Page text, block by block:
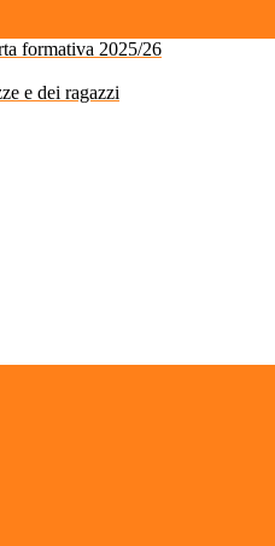
formativa 2025/26
e dei ragazzi